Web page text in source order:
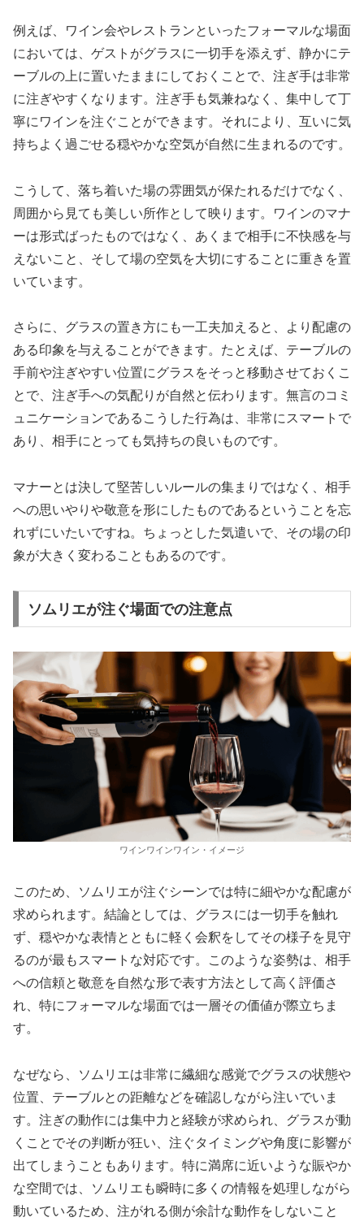
例えば、ワイン会やレストランといったフォーマルな場面
においては、ゲストがグラスに一切手を添えず、静かにテ
ーブルの上に置いたままにしておくことで、注ぎ手は非常
に注ぎやすくなります。注ぎ手も気兼ねなく、集中して丁
寧にワインを注ぐことができます。それにより、互いに気
持ちよく過ごせる穏やかな空気が自然に生まれるのです。
こうして、落ち着いた場の雰囲気が保たれるだけでなく、
周囲から見ても美しい所作として映ります。ワインのマナ
ーは形式ばったものではなく、あくまで相手に不快感を与
えないこと、そして場の空気を大切にすることに重きを置
いています。
さらに、グラスの置き方にも一工夫加えると、より配慮の
ある印象を与えることができます。たとえば、テーブルの
手前や注ぎやすい位置にグラスをそっと移動させておくこ
とで、注ぎ手への気配りが自然と伝わります。無言のコミ
ュニケーションであるこうした行為は、非常にスマートで
あり、相手にとっても気持ちの良いものです。
マナーとは決して堅苦しいルールの集まりではなく、相手
への思いやりや敬意を形にしたものであるということを忘
れずにいたいですね。ちょっとした気遣いで、その場の印
象が大きく変わることもあるのです。
ソムリエが注ぐ場面での注意点
ワインワインワイン・イメージ
このため、ソムリエが注ぐシーンでは特に細やかな配慮が
求められます。結論としては、グラスには一切手を触れ
ず、穏やかな表情とともに軽く会釈をしてその様子を見守
るのが最もスマートな対応です。このような姿勢は、相手
への信頼と敬意を自然な形で表す方法として高く評価さ
れ、特にフォーマルな場面では一層その価値が際立ちま
す。
なぜなら、ソムリエは非常に繊細な感覚でグラスの状態や
位置、テーブルとの距離などを確認しながら注いでいま
す。注ぎの動作には集中力と経験が求められ、グラスが動
くことでその判断が狂い、注ぐタイミングや角度に影響が
出てしまうこともあります。特に満席に近いような賑やか
な空間では、ソムリエも瞬時に多くの情報を処理しながら
動いているため、注がれる側が余計な動作をしないこと